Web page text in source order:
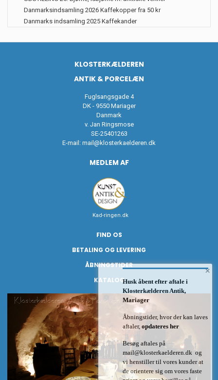
Danmarksindsamling 2026 Kaffekopper fra 50 kr
Danmarks indsamling 2025 Kaffekander
KLOSTERKÆLDEREN
ANTIK & PORCELÆN
Fuglsangsgade 4
DK - 9550 Mariager
Danmark
v. Jan Ringsmose
SE-25401263
E-mail: mail@klosterkaelderen.dk
MEDLEM AF
Kad-ringen.dk
FIND OS
BETALING OG LEVERING
ÅBNINGSTIDER
KATALOG
×
Husk åbent efter aftale i
Klosterkælderen Antik,
Mariager
Åbningstider, hvor der kan laves
aftaler, opdateres her
Besøg aftales på
mail@klosterkaelderen.dk og
vi henstiller til vores kunder at
de orientere sig om vores faste